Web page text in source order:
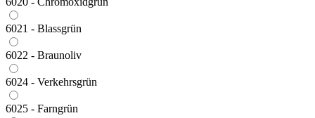
6021 - Blassgrün
6022 - Braunoliv
6024 - Verkehrsgrün
6025 - Farngrün